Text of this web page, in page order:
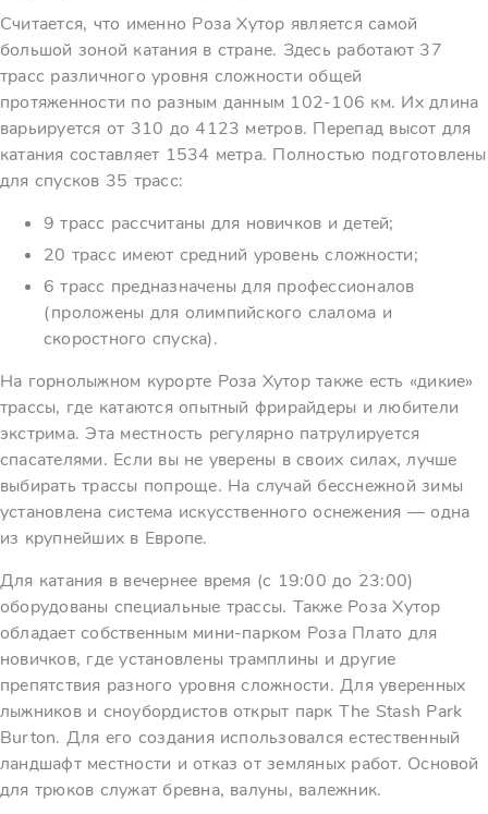
Считается, что именно Роза Хутор является самой
большой зоной катания в стране. Здесь работают 37
трасс различного уровня сложности общей
протяженности по разным данным 102-106 км. Их длина
варьируется от 310 до 4123 метров. Перепад высот для
катания составляет 1534 метра. Полностью подготовлены
для спусков 35 трасс:
9 трасс рассчитаны для новичков и детей;
20 трасс имеют средний уровень сложности;
6 трасс предназначены для профессионалов
(проложены для олимпийского слалома и
скоростного спуска).
На горнолыжном курорте Роза Хутор также есть «дикие»
трассы, где катаются опытный фрирайдеры и любители
экстрима. Эта местность регулярно патрулируется
спасателями. Если вы не уверены в своих силах, лучше
выбирать трассы попроще. На случай бесснежной зимы
установлена система искусственного оснежения — одна
из крупнейших в Европе.
Для катания в вечернее время (с 19:00 до 23:00)
оборудованы специальные трассы. Также Роза Хутор
обладает собственным мини-парком Роза Плато для
новичков, где установлены трамплины и другие
препятствия разного уровня сложности. Для уверенных
лыжников и сноубордистов открыт парк The Stash Park
Burton. Для его создания использовался естественный
ландшафт местности и отказ от земляных работ. Основой
для трюков служат бревна, валуны, валежник.